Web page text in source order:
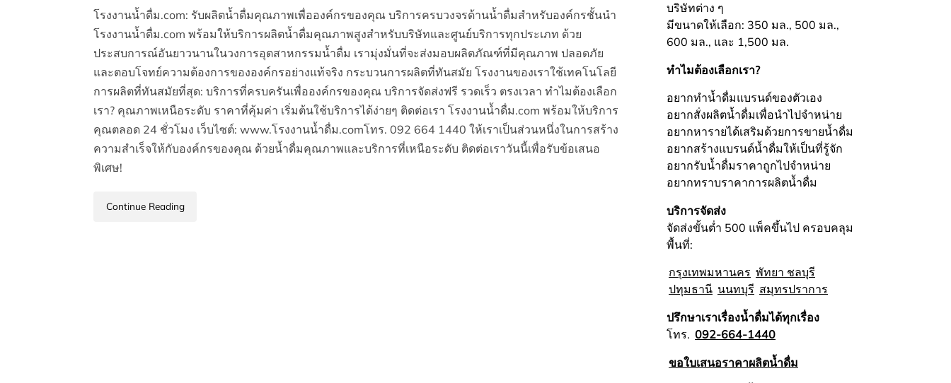
โรงงานน้ำดื่ม.com: รับผลิตน้ำดื่มคุณภาพเพื่อองค์กรของคุณ บริการครบวงจรด้านน้ำดื่มสำหรับองค์กรชั้นนำ
โรงงานน้ำดื่ม.com พร้อมให้บริการผลิตน้ำดื่มคุณภาพสูงสำหรับบริษัทและศูนย์บริการทุกประเภท ด้วย
ประสบการณ์อันยาวนานในวงการอุตสาหกรรมน้ำดื่ม เรามุ่งมั่นที่จะส่งมอบผลิตภัณฑ์ที่มีคุณภาพ ปลอดภัย
และตอบโจทย์ความต้องการขององค์กรอย่างแท้จริง กระบวนการผลิตที่ทันสมัย โรงงานของเราใช้เทคโนโลยี
การผลิตที่ทันสมัยที่สุด: บริการที่ครบครันเพื่อองค์กรของคุณ บริการจัดส่งฟรี รวดเร็ว ตรงเวลา ทำไมต้องเลือก
เรา? คุณภาพเหนือระดับ ราคาที่คุ้มค่า เริ่มต้นใช้บริการได้ง่ายๆ ติดต่อเรา โรงงานน้ำดื่ม.com พร้อมให้บริการ
คุณตลอด 24 ชั่วโมง เว็บไซต์: www.โรงงานน้ำดื่ม.comโทร. 092 664 1440 ให้เราเป็นส่วนหนึ่งในการสร้าง
ความสำเร็จให้กับองค์กรของคุณ ด้วยน้ำดื่มคุณภาพและบริการที่เหนือระดับ ติดต่อเราวันนี้เพื่อรับข้อเสนอ
พิเศษ!
Continue Reading
บริษัทต่าง ๆ
มีขนาดให้เลือก: 350 มล., 500 มล.,
600 มล., และ 1,500 มล.
ทำไมต้องเลือกเรา?
อยากทำน้ำดื่มแบรนด์ของตัวเอง
อยากสั่งผลิตน้ำดื่มเพื่อนำไปจำหน่าย
อยากหารายได้เสริมด้วยการขายน้ำดื่ม
อยากสร้างแบรนด์น้ำดื่มให้เป็นที่รู้จัก
อยากรับน้ำดื่มราคาถูกไปจำหน่าย
อยากทราบราคาการผลิตน้ำดื่ม
บริการจัดส่ง
จัดส่งขั้นต่ำ 500 แพ็คขึ้นไป ครอบคลุม
พื้นที่:
กรุงเทพมหานคร พัทยา ชลบุรี
ปทุมธานี นนทบุรี สมุทรปราการ
ปรึกษาเราเรื่องน้ำดื่มได้ทุกเรื่อง
โทร. 092-664-1440
ขอใบเสนอราคาผลิตน้ำดื่ม